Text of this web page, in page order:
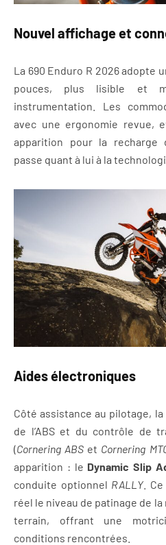
Nouvel affichage et
La 690 Enduro R 2026 adopte
pouces, plus lisible et
instrumentation. Les
avec une ergonomie revue,
apparition pour la recharge
passe quant à lui à la
Aides électroniques
Côté assistance au pilotage,
de l’ABS et du contrôle de
(Cornering ABS et Cornering
apparition : le Dynamic Slip
conduite optionnel RALLY .
réel le niveau de patinage de
terrain, offrant une
conditions rencontrées.